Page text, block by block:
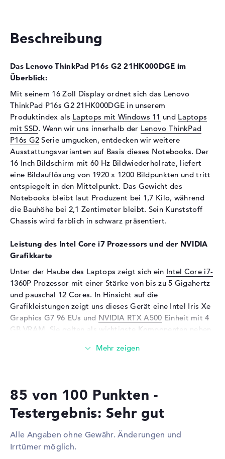
Schnittstelle
Laufwerks-Typ
Display
Display-Typ
16" TFT
Max. Auflösung
1920 x 1200
Auflösungstyp
WUXGA
Bildwiederholrate
60 Hz
Besonderheiten
Multi-Touchscreen,
entspiegelt, LED-
Hintergrundbeleuchtung, IPS
Panel, NVIDIA G-SYNC
Audio
Mikrofon
vorhanden
Sensorauflösung
5 MP
Eingabegeräte
Eingabegeräte
Multi-Touch-Trackpad, Multi-
Touchscreen, Tastatur
Flüssigkeitsabweisend
Netzwerkkarte
Gigabit Ethernet
(10/100/1000)
WLAN
Beschreibung
Das Lenovo ThinkPad P16s G2 21HK000DGE im
Überblick:
Mit seinem 16 Zoll Display ordnet sich das Lenovo
ThinkPad P16s G2 21HK000DGE in unserem
Produktindex als Laptops mit Windows 11 und Laptops
mit SSD. Wenn wir uns innerhalb der Lenovo ThinkPad
P16s G2 Serie umgucken, entdecken wir weitere
Ausstattungsvarianten auf Basis dieses Notebooks. Der
16 Inch Bildschirm mit 60 Hz Bildwiederholrate, liefert
eine Bildauflösung von 1920 x 1200 Bildpunkten und tritt
entspiegelt in den Mittelpunkt. Das Gewicht des
Notebooks bleibt laut Produzent bei 1,7 Kilo, während
die Bauhöhe bei 2,1 Zentimeter bleibt. Sein Kunststoff
Chassis wird farblich in schwarz präsentiert.
Leistung des Intel Core i7 Prozessors und der NVIDIA
Grafikkarte
Unter der Haube des Laptops zeigt sich ein Intel Core i7-
1360P Prozessor mit einer Stärke von bis zu 5 Gigahertz
und pauschal 12 Cores. In Hinsicht auf die
Grafikleistungen zeigt uns dieses Gerät eine Intel Iris Xe
Graphics G7 96 EUs und NVIDIA RTX A500 Einheit mit 4
GB VRAM. Sie gelten als wichtigste Komponenten neben
Der 32 GB große Arbeitsspeicher kommt mit der
Aufrüstung auf insgesamt bis zu 32 GByte ist möglich.
In dieser Situation wird hier eine bekannte Festplatte
verbaut.
85 von 100 Punkten -
Testergebnis: Sehr gut
Alle Angaben ohne Gewähr. Änderungen und
Irrtümer möglich.